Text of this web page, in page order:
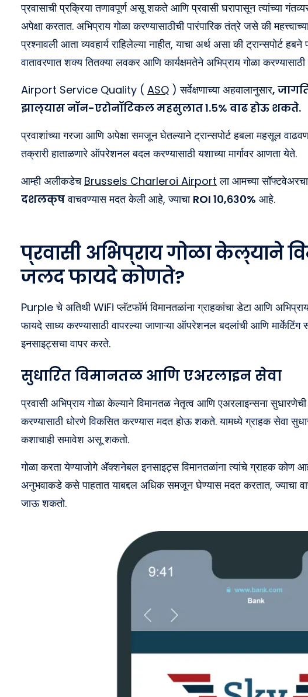
प्रवासाची प्रक्रिया तणावपूर्ण असू शकते आणि प्रवासी घरापासून त्यांच्या
अपेक्षा करतात. अभिप्राय गोळा करण्यासाठीची पारंपारिक तंत्रे जसे की
प्रश्नावली आता व्यवहार्य राहिलेल्या नाहीत, याचा अर्थ असा की ट्रान्सपोर्ट
वातावरणात शक्य तितक्या लवकर आणि कार्यक्षमतेने अभिप्राय गोळा
Airport Service Quality ( ASQ ) सर्वेक्षणाच्या अहवालानुसार,
झाल्यास नॉन-एरोनॉटिकल महसुलात १.५% वाढ होऊ शकते.
प्रवाशांच्या गरजा आणि अपेक्षा समजून घेतल्याने ट्रान्सपोर्ट हबला महसूल
तक्रारी हाताळणारे ऑपरेशनल बदल करण्यासाठी यशाच्या मार्गावर आणता येते.
आम्ही अलीकडेच Brussels Charleroi Airport ला आमच्या
दशलक्षवाचवण्यास मदत केली आहे, ज्याचा ROI १०,६३०% आहे.
प्रवासी अभिप्राय गोळा केल्याने
जलद फायदे कोणते?
Purple चे अतिथी WiFi प्लॅटफॉर्म विमानतळांना ग्राहकांचा डेटा आणि
फायदे साध्य करण्यासाठी वापरल्या जाणाऱ्या ऑपरेशनल बदलांची आणि मार्केटिंग
इनसाइट्सचा वापर करते.
सुधारित विमानतळ आणि एअरलाइन सेवा
प्रवासी अभिप्राय गोळा केल्याने विमानतळ नेतृत्व आणि एअरलाइन्सना
करण्यासाठी धोरणे विकसित करण्यास मदत होऊ शकते. यामध्ये ग्राहक सेवा
कशाचाही समावेश असू शकतो.
गोळा करता येण्याजोगे अ‍ॅक्शनेबल इनसाइट्स विमानतळांना त्यांचे ग्राहक कोण
अनुभवाकडे कसे पाहतात याबद्दल अधिक समजून घेण्यास मदत करतात, ज्याचा
जाऊ शकतो.